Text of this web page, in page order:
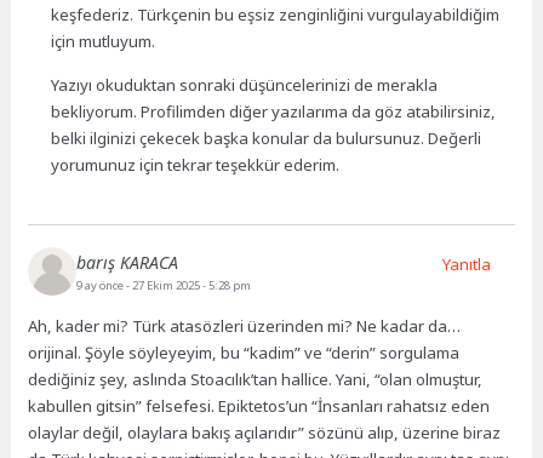
keşfederiz. Türkçenin bu eşsiz zenginliğini vurgulayabildiğim
için mutluyum.
Yazıyı okuduktan sonraki düşüncelerinizi de merakla
bekliyorum. Profilimden diğer yazılarıma da göz atabilirsiniz,
belki ilginizi çekecek başka konular da bulursunuz. Değerli
yorumunuz için tekrar teşekkür ederim.
barış KARACA
9 ay önce- 27 Ekim 2025 - 5:28 pm
Ah, kader mi? Türk atasözleri üzerinden mi? Ne kadar da…
orijinal. Şöyle söyleyeyim, bu “kadim” ve “derin” sorgulama
dediğiniz şey, aslında Stoacılık’tan hallice. Yani, “olan olmuştur,
kabullen gitsin” felsefesi. Epiktetos’un “İnsanları rahatsız eden
olaylar değil, olaylara bakış açılarıdır” sözünü alıp, üzerine biraz
Yanıtla